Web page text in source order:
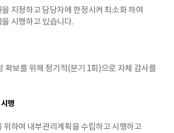
지정하고 담당자에 한정시켜 최소화 하여
시행하고 있습니다.
확보를 위해 정기적(분기 1회)으로 자체 감사를
행
위하여 내부관리계획을 수립하고 시행하고